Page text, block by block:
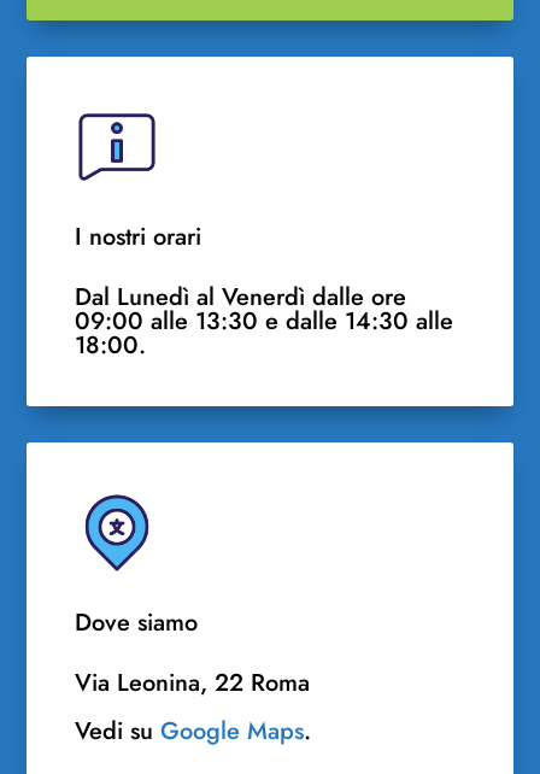
I nostri orari
Dal Lunedì al Venerdì dalle ore
09:00 alle 13:30 e dalle 14:30 alle
18:00.
Dove siamo
Via Leonina, 22 Roma
Vedi suGoogle Maps.